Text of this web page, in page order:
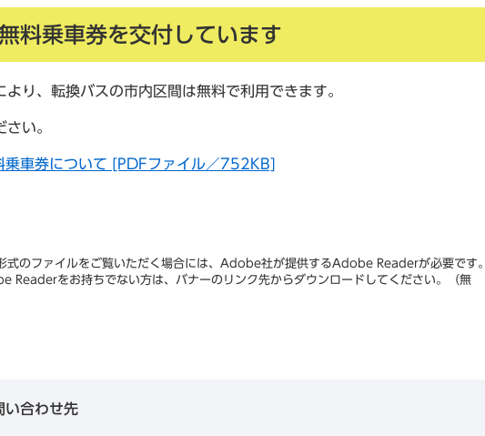
料乗車券を交付しています
り、転換バスの市内区間は無料で利用できます。
い。
乗車券について [PDFファイル／752KB]
式のファイルをご覧いただく場合には、Adobe社が提供するAdobe Readerが必要です。
Readerをお持ちでない方は、バナーのリンク先からダウンロードしてください。（無
い合わせ先